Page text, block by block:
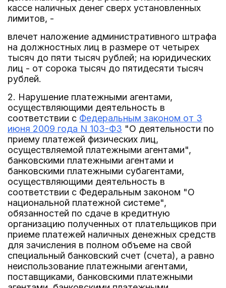
кассе наличных денег сверх установленных
лимитов, -
влечет наложение административного штрафа
на должностных лиц в размере от четырех
тысяч до пяти тысяч рублей; на юридических
лиц - от сорока тысяч до пятидесяти тысяч
рублей.
2. Нарушение платежными агентами,
осуществляющими деятельность в
соответствии с Федеральным законом от 3
июня 2009 года N 103-ФЗ "О деятельности по
приему платежей физических лиц,
осуществляемой платежными агентами",
банковскими платежными агентами и
банковскими платежными субагентами,
осуществляющими деятельность в
соответствии с Федеральным законом "О
национальной платежной системе",
обязанностей по сдаче в кредитную
организацию полученных от плательщиков при
приеме платежей наличных денежных средств
для зачисления в полном объеме на свой
специальный банковский счет (счета), а равно
неиспользование платежными агентами,
поставщиками, банковскими платежными